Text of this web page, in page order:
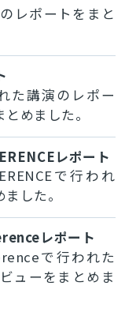
レポートをまと
た講演のレポー
めました。
レポート
で行われ
した。
レポート
で行われた
ューをまとめま